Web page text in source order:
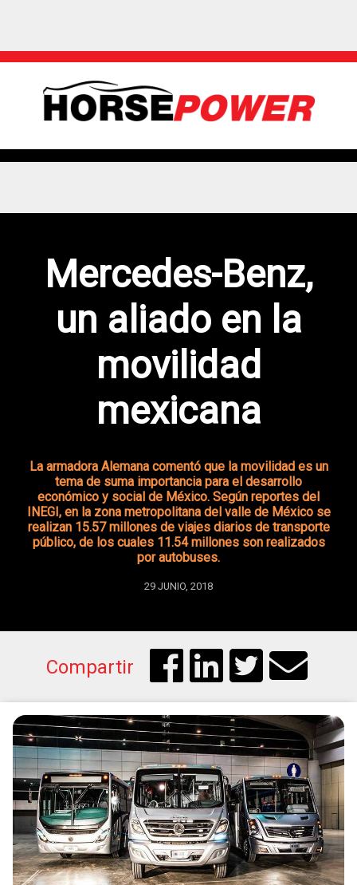
Mercedes-Benz,
un aliado en la
movilidad
mexicana
La armadora Alemana comentó que la movilidad es un
tema de suma importancia para el desarrollo
económico y social de México. Según reportes del
INEGI, en la zona metropolitana del valle de México se
realizan 15.57 millones de viajes diarios de transporte
público, de los cuales 11.54 millones son realizados
por autobuses.
29 JUNIO, 2018
Compartir